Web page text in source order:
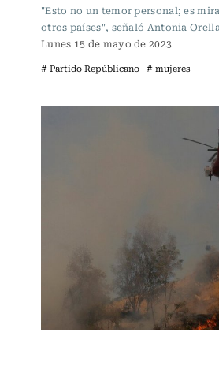
"Esto no un temor personal; es
otros países", señaló Antonia
Lunes 15 de mayo de 2023
# Partido Repúblicano # mujeres